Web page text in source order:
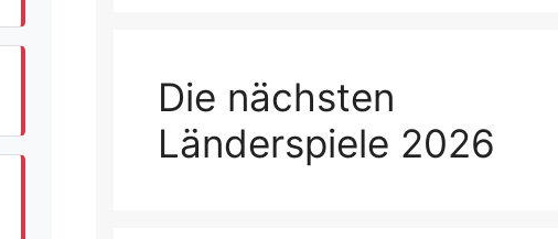
Die nächsten
Länderspiele 2026